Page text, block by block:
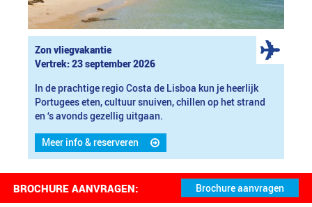
Zon vliegvakantie
Vertrek: 23 september 2026
In de prachtige regio Costa de Lisboa kun je heerlijk
Portugees eten, cultuur snuiven, chillen op het strand
en ‘s avonds gezellig uitgaan.
Meer info & reserveren
BROCHURE AANVRAGEN: